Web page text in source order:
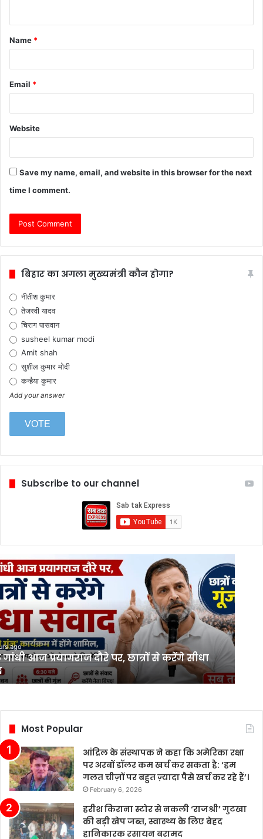
t
*
Name *
Email *
Website
Save my name, email, and website in this browser for the next
time I comment.
बिहार का अगला मुख्यमंत्री कौन होगा?
नीतीश कुमार
तेजस्वी यादव
चिराग पासवान
susheel kumar modi
Amit shah
सुशील कुमार मोदी
कन्हैया कुमार
Add your answer
Subscribe to our channel
ago
गांधी आज प्रयागराज दौरे पर, छात्रों से करेंगे सीधा
Most Popular
आंद्रिल के संस्थापक ने कहा कि अमेरिका रक्षा
पर अरबों डॉलर कम खर्च कर सकता है: ‘हम
गलत चीज़ों पर बहुत ज़्यादा पैसे खर्च कर रहे हैं’।
February 6, 2026
हरीश किराना स्टोर से नकली ‘राजश्री’ गुटखा
की बड़ी खेप जब्त, स्वास्थ्य के लिए बेहद
हानिकारक रसायन बरामद